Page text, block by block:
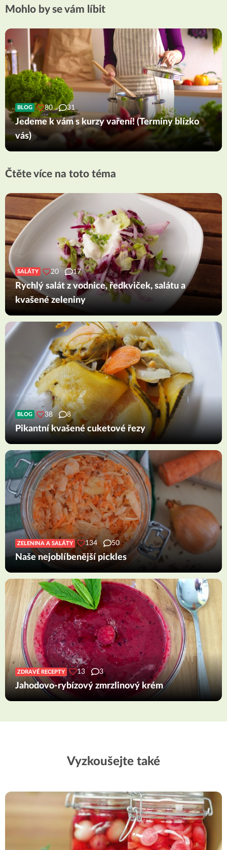
Mohlo by se vám líbit
BLOG 80 31
Jedeme k vám s kurzy vaření! (Termíny blízko
vás)
Čtěte více na toto téma
SALÁTY 20 17
Rychlý salát z vodnice, ředkviček, salátu a
kvašené zeleniny
BLOG 38 8
Pikantní kvašené cuketové řezy
ZELENINA A SALÁTY 134 50
Naše nejoblíbenější pickles
ZDRAVÉ RECEPTY 13 3
Jahodovo-rybízový zmrzlinový krém
Vyzkoušejte také